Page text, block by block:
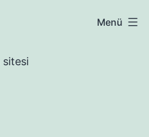
Menü